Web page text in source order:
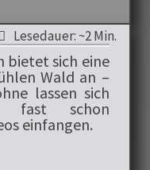
Lesedauer: ~2 Min.
bietet sich eine
Wald an –
lassen sich
fast schon
einfangen.